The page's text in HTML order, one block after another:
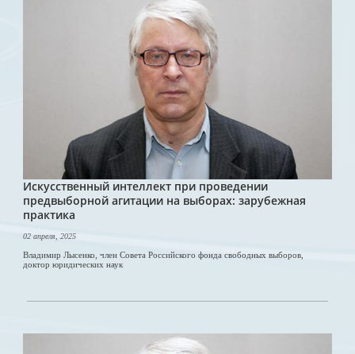
Искусственный интеллект при проведении
предвыборной агитации на выборах: зарубежная
практика
02 апреля, 2025
Владимир Лысенко, член Совета Российского фонда свободных выборов,
доктор юридических наук